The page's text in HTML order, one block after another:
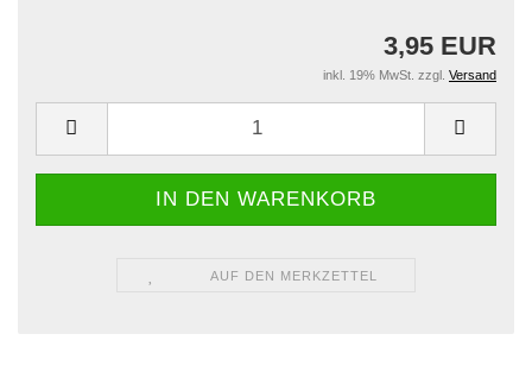
3,95 EUR
inkl. 19% MwSt. zzgl. Versand
AUF DEN MERKZETTEL